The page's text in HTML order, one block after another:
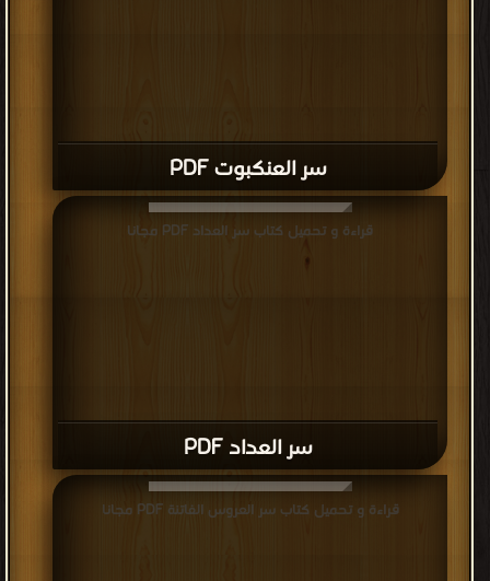
سر العنكبوت PDF
سر العداد PDF
قراءة و تحميل كتاب سر العداد PDF مجانا
قراءة و تحميل كتاب سر العروس الفاتنة PDF مجانا